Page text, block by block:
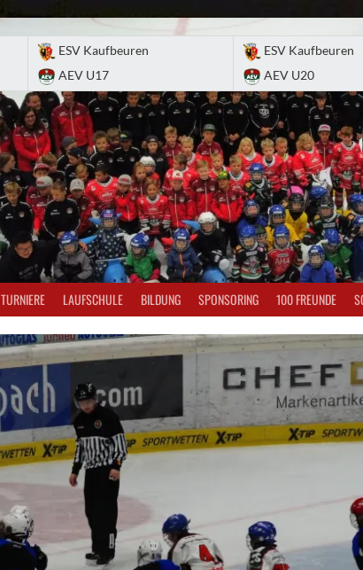
ESV Kaufbeuren
AEV U17
ESV Kaufbeuren
AEV U20
TURNIERE LAUFSCHULE BILDUNG SPONSORING 100 FREUNDE